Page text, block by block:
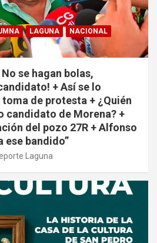
LAGUNA
NACIONAL
No se hagan bolas,
+ Así se lo
de protesta + ¿Quién
candidato de Morena? +
del pozo 27R + Alfonso
ese bandido”
Laguna